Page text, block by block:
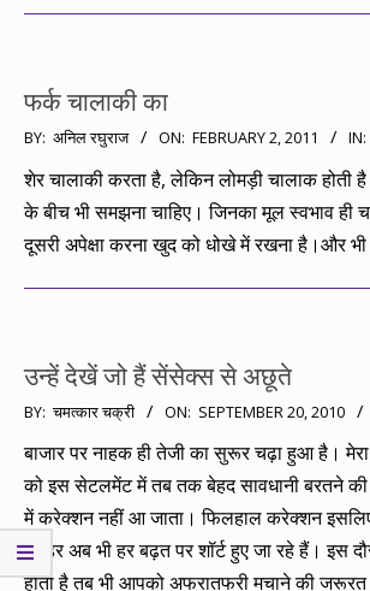
फर्क चालाकी का
2011-
02-
02
BY: अनिल रघुराज ON: FEBRUARY 2, 2011 IN:
शेर चालाकी करता है, लेकिन लोमड़ी चालाक होती
के बीच भी समझना चाहिए। जिनका मूल स्वभाव ही
दूसरी अपेक्षा करना खुद को धोखे में रखना है।और भी
उन्हें देखें जो हैं सेंसेक्स से अछूते
2010-
20
BY: चमत्कार चक्री ON: SEPTEMBER 20, 2010
बाजार पर नाहक ही तेजी का सुरूर चढ़ा हुआ है।
को इस सेटलमेंट में तब तक बेहद सावधानी बरतने
में करेक्शन नहीं आ जाता। फिलहाल करेक्शन
ट्रेडर अब भी हर बढ़त पर शॉर्ट हुए जा रहे हैं। इस
होती है तब भी आपको अफरातफरी मचाने की